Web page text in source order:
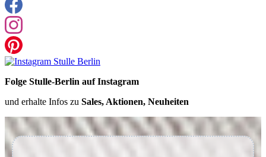
Folge Stulle-Berlin auf Instagram
und erhalte Infos zu Sales, Aktionen, Neuheiten